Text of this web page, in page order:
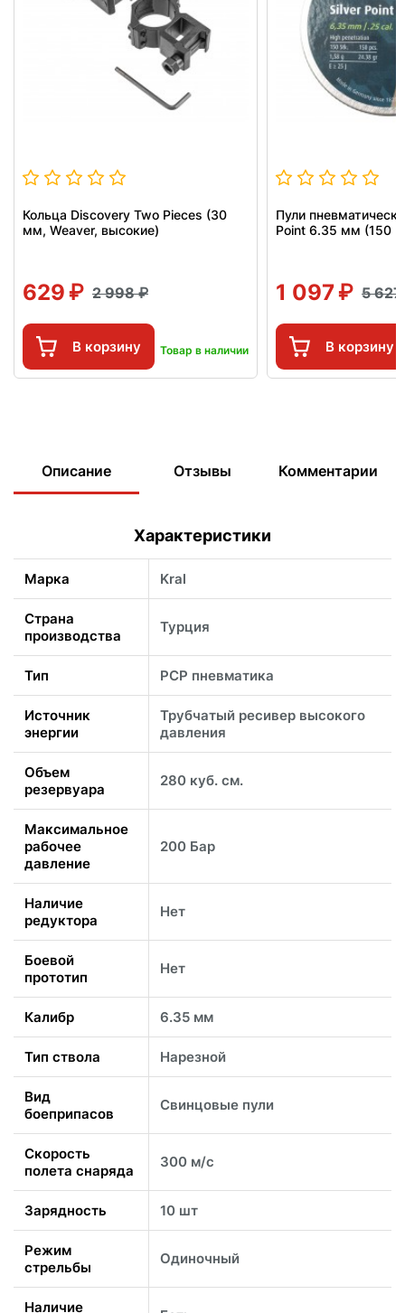
Кольца Discovery Two Pieces (30
мм, Weaver, высокие)
629 2 998
В корзину Товар в наличии
Пули
Point 6.35 мм (150
1 097 5 627
В корзину
Описание Отзывы Комментарии
Характеристики
Марка Kral
Страна
производства
Турция
Тип PCP пневматика
Источник
энергии
Трубчатый ресивер высокого
давления
Объем
резервуара
280 куб. см.
Максимальное
рабочее
давление
200 Бар
Наличие
редуктора
Нет
Боевой
прототип
Нет
Калибр 6.35 мм
Тип ствола Нарезной
Вид
боеприпасов
Свинцовые пули
Скорость
полета снаряда
300 м/с
Зарядность 10 шт
Режим
стрельбы
Одиночный
Наличие